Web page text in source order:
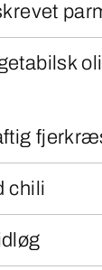
chili